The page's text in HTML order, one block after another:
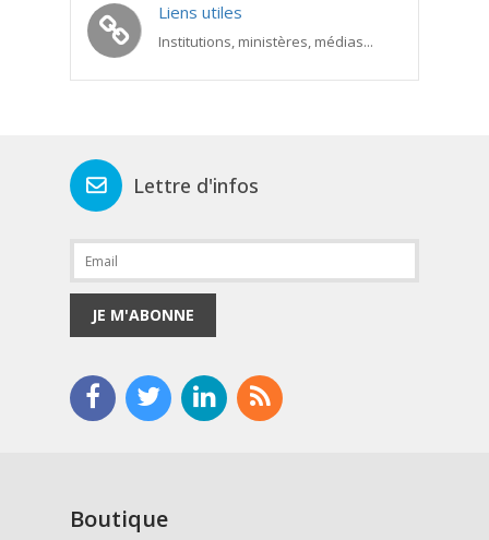
Liens utiles
Institutions, ministères, médias...
Lettre d'infos
JE M'ABONNE
Boutique